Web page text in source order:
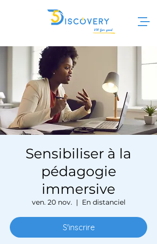
Sensibiliser à la
pédagogie
immersive
ven. 20 nov.
  |
En distanciel
S'inscrire